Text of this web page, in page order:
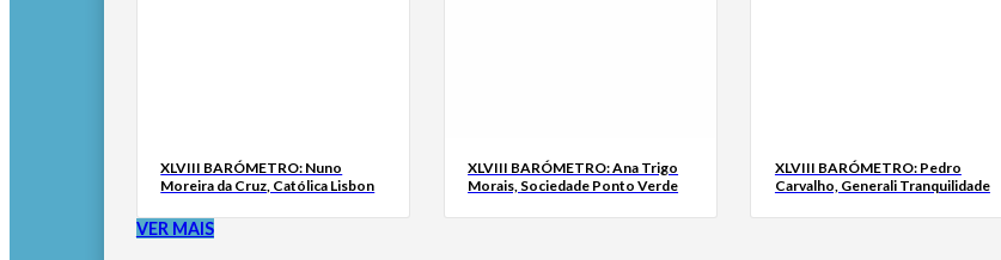
XLVIII BARÓMETRO: Nuno
Moreira da Cruz, Católica Lisbon
XLVIII BARÓMETRO: Ana Trigo
Morais, Sociedade Ponto Verde
XLVIII BARÓMETRO: Pedro
Carvalho, Generali Tranquilidade
VER MAIS